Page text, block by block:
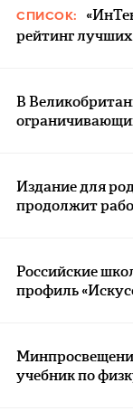
СПИСОК:
рейтинг
В
Издание для
продолжит
Российские
профиль
учебник по